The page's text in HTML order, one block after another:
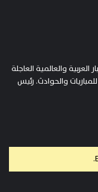
والعالمية العاجلة
والحوادث. رئيس